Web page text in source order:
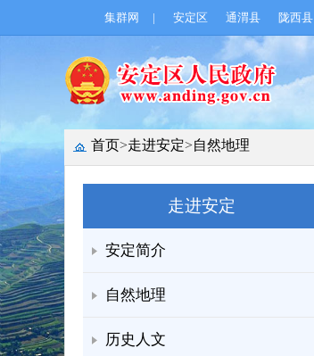
集群网 | 安定区 通渭县 陇西县
首页>走进安定>自然地理
走进安定
安定简介
自然地理
历史人文